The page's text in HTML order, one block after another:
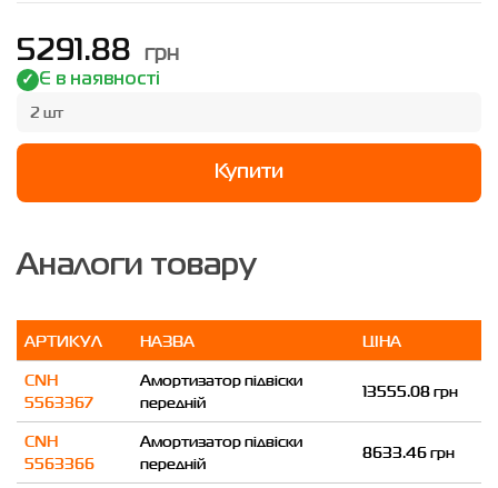
5291.88 грн
Є в наявності
2 шт
Купити
Аналоги товару
АРТИКУЛ НАЗВА
ЦІНА
CNH
5563367
Амортизатор підвіски
передній
13555.08 грн
CNH
5563366
Амортизатор підвіски
передній
8633.46 грн